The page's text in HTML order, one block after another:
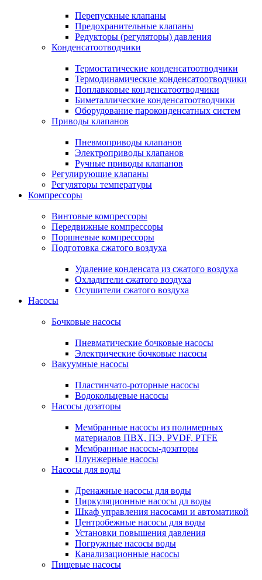
Перепускные клапаны
Предохранительные клапаны
Редукторы (регуляторы) давления
Конденсатоотводчики
Термостатические конденсатоотводчики
Термодинамические конденсатоотводчики
Поплавковые конденсатоотводчики
Биметаллические конденсатоотводчики
Оборудование пароконденсатных систем
Приводы клапанов
Пневмоприводы клапанов
Электроприводы клапанов
Ручные приводы клапанов
Регулирующие клапаны
Регуляторы температуры
Компрессоры
Винтовые компрессоры
Передвижные компрессоры
Поршневые компрессоры
Подготовка сжатого воздуха
Удаление конденсата из сжатого воздуха
Охладители сжатого воздуха
Осушители сжатого воздуха
Насосы
Бочковые насосы
Пневматические бочковые насосы
Электрические бочковые насосы
Вакуумные насосы
Пластинчато-роторные насосы
Водокольцевые насосы
Насосы дозаторы
Мембранные насосы из полимерных
материалов ПВХ, ПЭ, PVDF, PTFE
Мембранные насосы-дозаторы
Плунжерные насосы
Насосы для воды
Дренажные насосы для воды
Циркуляционные насосы дл воды
Шкаф управления насосами и автоматикой
Центробежные насосы для воды
Установки повышения давления
Погружные насосы воды
Канализационные насосы
Пищевые насосы